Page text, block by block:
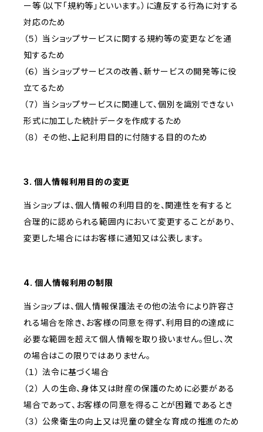
ー等（以下「規約等」といいます。）に違反する行為に対する
対応のため
（５） 当ショップサービスに関する規約等の変更などを通
知するため
（６） 当ショップサービスの改善、新サービスの開発等に役
立てるため
（７） 当ショップサービスに関連して、個別を識別できない
形式に加工した統計データを作成するため
（８） その他、上記利用目的に付随する目的のため
3. 個人情報利用目的の変更
当ショップは、個人情報の利用目的を、関連性を有すると
合理的に認められる範囲内において変更することがあり、
変更した場合にはお客様に通知又は公表します。
4. 個人情報利用の制限
当ショップは、個人情報保護法その他の法令により許容さ
れる場合を除き、お客様の同意を得ず、利用目的の達成に
必要な範囲を超えて個人情報を取り扱いません。但し、次
の場合はこの限りではありません。
（１） 法令に基づく場合
（２） 人の生命、身体又は財産の保護のために必要がある
場合であって、お客様の同意を得ることが困難であるとき
（３） 公衆衛生の向上又は児童の健全な育成の推進のため